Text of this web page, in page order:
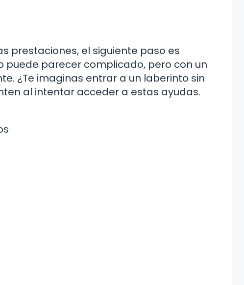
prestaciones, el siguiente paso es
puede parecer complicado, pero con un
¿Te imaginas entrar a un laberinto sin
al intentar acceder a estas ayudas.